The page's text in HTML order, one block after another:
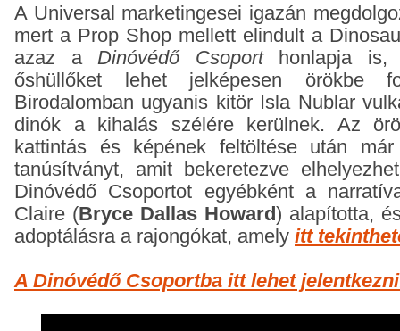
A Universal marketingesei igazán
mert a Prop Shop mellett elindult a
azaz a Dinóvédő Csoporthonlapja is,
őshüllőket lehet jelképesen örökbe
Birodalomban ugyanis kitör Isla Nublar
dinók a kihalás szélére kerülnek. Az
kattintás és képének feltöltése után
tanúsítványt, amit bekeretezve
Dinóvédő Csoportot egyébként a
Claire (Bryce Dallas Howard) alapította,
adoptálásra a rajongókat, amely itt
A Dinóvédő Csoportba itt lehet